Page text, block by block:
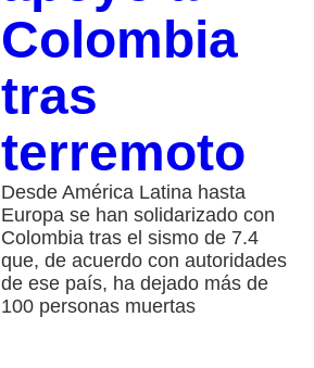
Colombia
tras
terremoto
Desde América Latina hasta
Europa se han solidarizado con
Colombia tras el sismo de 7.4
que, de acuerdo con autoridades
de ese país, ha dejado más de
100 personas muertas